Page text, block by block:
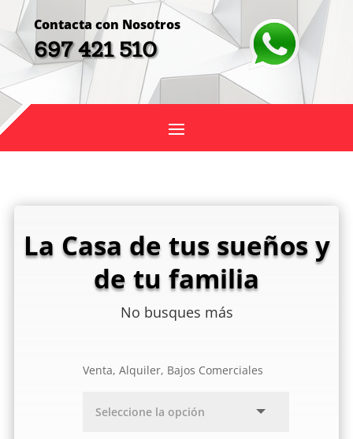
Contacta con Nosotros
697 421 510
La Casa de tus sueños y
de tu familia
No busques más
Venta, Alquiler, Bajos Comerciales